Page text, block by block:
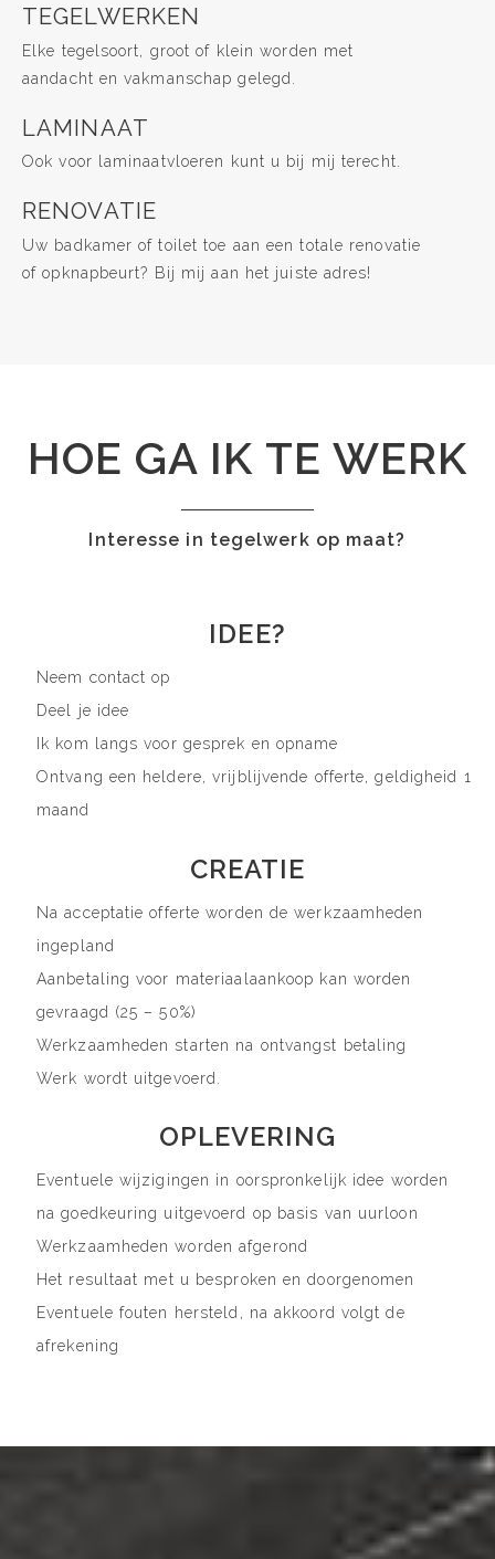
TEGELWERKEN
Elke tegelsoort, groot of klein worden met
aandacht en vakmanschap gelegd.
LAMINAAT
Ook voor laminaatvloeren kunt u bij mij terecht.
RENOVATIE
Uw badkamer of toilet toe aan een totale renovatie
of opknapbeurt? Bij mij aan het juiste adres!
HOE GA IK TE WERK
Interesse in tegelwerk op maat?
IDEE?
Neem contact op
Deel je idee
Ik kom langs voor gesprek en opname
Ontvang een heldere, vrijblijvende offerte, geldigheid 1
maand
CREATIE
Na acceptatie offerte worden de werkzaamheden
ingepland
Aanbetaling voor materiaalaankoop kan worden
gevraagd (25 – 50%)
Werkzaamheden starten na ontvangst betaling
Werk wordt uitgevoerd.
OPLEVERING
Eventuele wijzigingen in oorspronkelijk idee worden
na goedkeuring uitgevoerd op basis van uurloon
Werkzaamheden worden afgerond
Het resultaat met u besproken en doorgenomen
Eventuele fouten hersteld, na akkoord volgt de
afrekening